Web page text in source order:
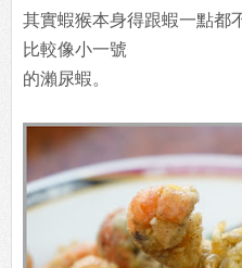
其實蝦猴本身得跟蝦一點都
比較像小一號
的瀨尿蝦。